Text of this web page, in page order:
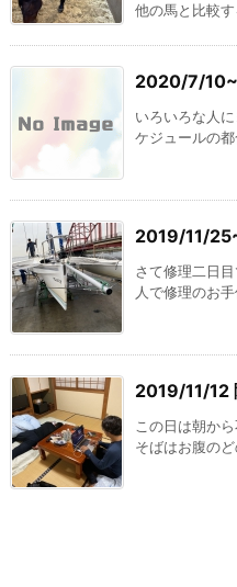
他の馬と比較
2020/7/
いろいろな人
ケジュールの
2019/11/
さて修理二日
人で修理のお
2019/11/12
この日は朝か
そばはお腹の